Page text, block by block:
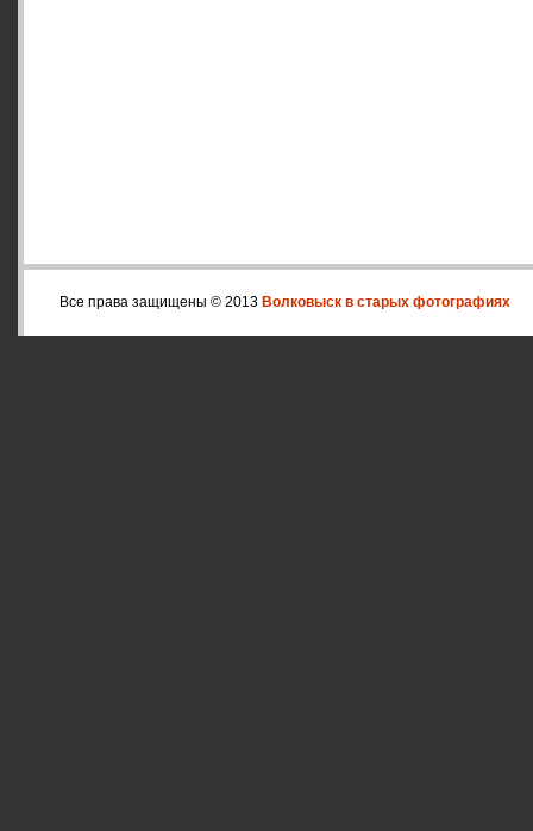
Все права защищены © 2013 Волковыск в старых фотографиях